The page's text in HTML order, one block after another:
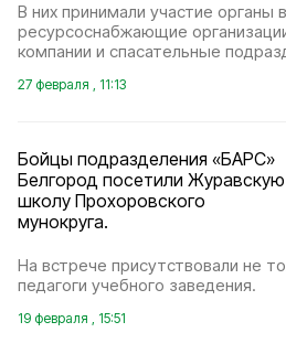
В них принимали участие органы
ресурсоснабжающие
компании и спасательные
27 февраля , 11:13
Бойцы подразделения «БАРС»
Белгород посетили Журавскую
школу Прохоровского
мунокруга.
На встрече присутствовали не
педагоги учебного заведения.
19 февраля , 15:51